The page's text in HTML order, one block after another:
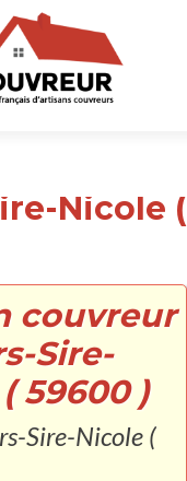
Nicole (
couvreur
Sire-
59600 )
Sire-Nicole (